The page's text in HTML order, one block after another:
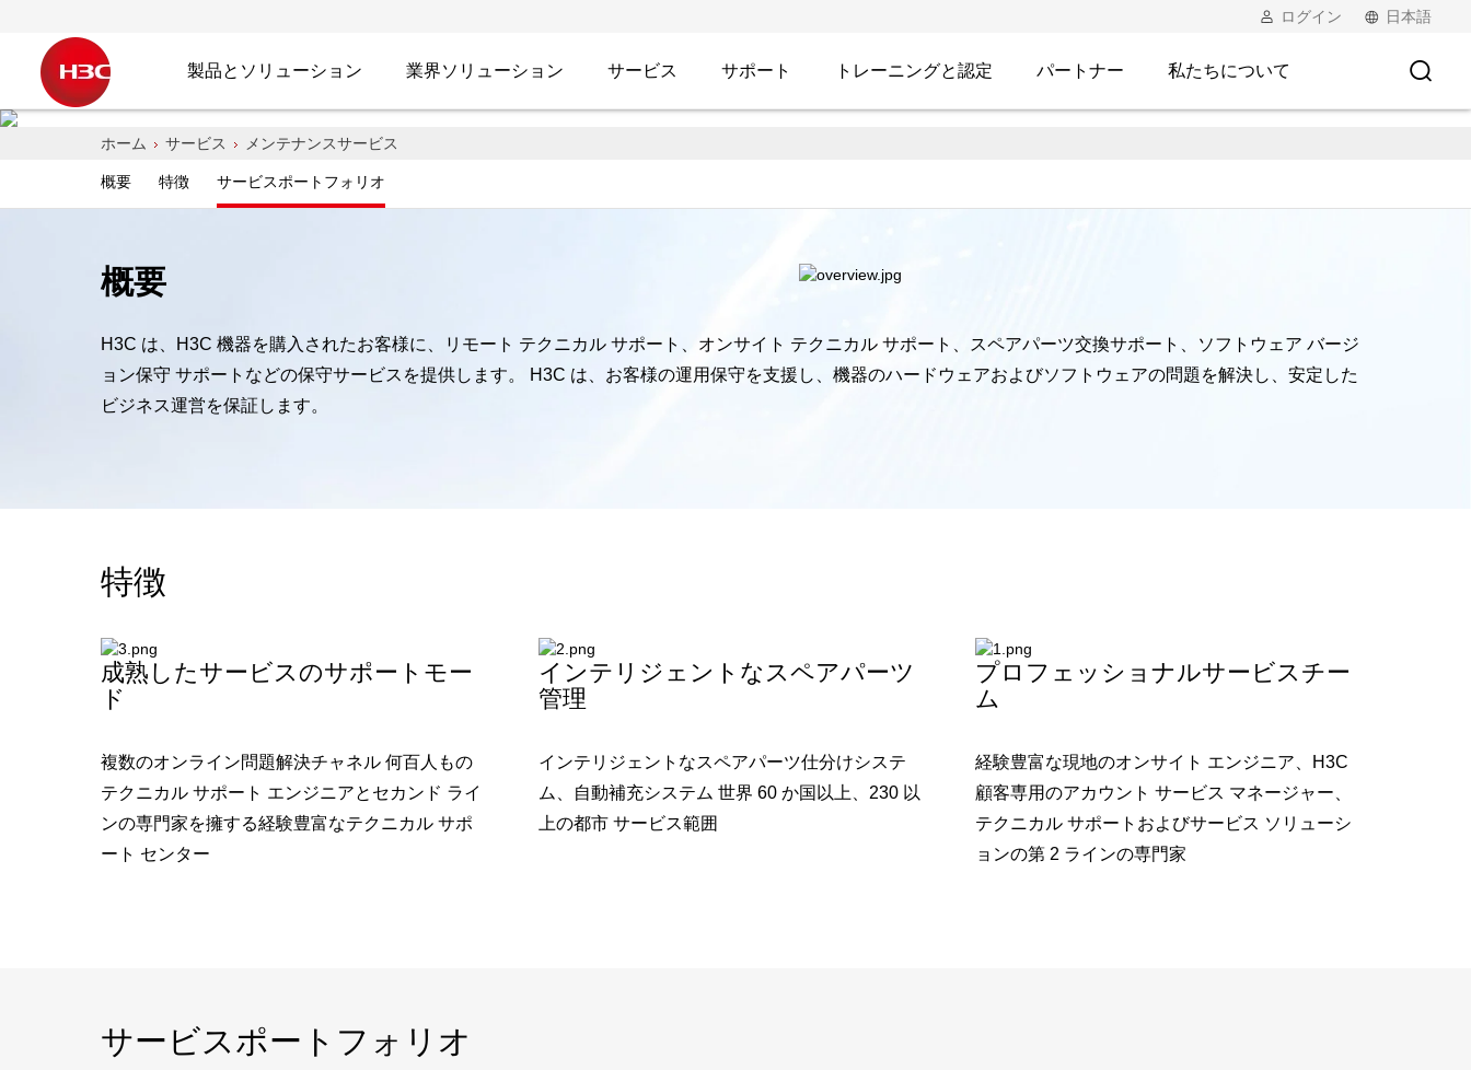
ログイン 日本語
製品とソリューション 業界ソリューション サービス サポート トレーニングと認定 パートナー 私たちについて
メンテナンスサービス
継続的で信頼性の高い専門的なメンテナンス サービスを提供する
H3C にお問い合わせください
ホーム サービス メンテナンスサービス
概要 特徴 サービスポートフォリオ
概要
H3C は、H3C 機器を購入されたお客様に、リモート テクニカル サポート、オンサイト テクニカル サポート、スペアパーツ交換サポート、ソフトウェア バージ
ョン保守 サポートなどの保守サービスを提供します。 H3C は、お客様の運用保守を支援し、機器のハードウェアおよびソフトウェアの問題を解決し、安定した
ビジネス運営を保証します。
特徴
成熟したサービスのサポートモー
ド
複数のオンライン問題解決チャネル 何百人もの
テクニカル サポート エンジニアとセカンド ライ
ンの専門家を擁する経験豊富なテクニカル サポ
ート センター
インテリジェントなスペアパーツ
管理
インテリジェントなスペアパーツ仕分けシステ
ム、自動補充システム 世界 60 か国以上、230 以
上の都市 サービス範囲
プロフェッショナルサービスチー
ム
経験豊富な現地のオンサイト エンジニア、H3C
顧客専用のアカウント サービス マネージャー、
テクニカル サポートおよびサービス ソリューシ
ョンの第 2 ラインの専門家
サービスポートフォリオ